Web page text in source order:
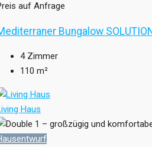
auf Anfrage
Bungalow
4 Zimmer
110 m²
Haus